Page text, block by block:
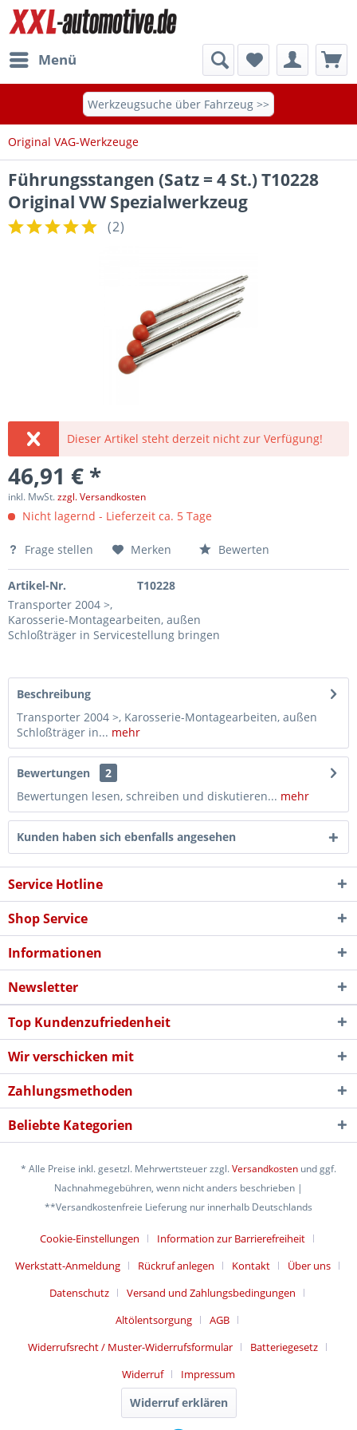
Menü
Werkzeugsuche über Fahrzeug >>
Original VAG-Werkzeuge
Führungsstangen (Satz = 4 St.) T10228
Original VW Spezialwerkzeug
(2)
Dieser Artikel steht derzeit nicht zur Verfügung!
46,91 € *
inkl. MwSt.zzgl. Versandkosten
Nicht lagernd - Lieferzeit ca. 5 Tage
Frage stellen Merken Bewerten
Artikel-Nr.
T10228
Transporter 2004 >,
Karosserie-Montagearbeiten, außen
Schloßträger in Servicestellung bringen
Beschreibung
Transporter 2004 >, Karosserie-Montagearbeiten, außen
Schloßträger in... mehr
Bewertungen
2
Bewertungen lesen, schreiben und diskutieren... mehr
Kunden haben sich ebenfalls angesehen
Service Hotline
Shop Service
Informationen
Newsletter
Top Kundenzufriedenheit
Wir verschicken mit
Zahlungsmethoden
Beliebte Kategorien
* Alle Preise inkl. gesetzl. Mehrwertsteuer zzgl.Versandkosten und ggf.
Nachnahmegebühren, wenn nicht anders beschrieben |
**Versandkostenfreie Lieferung nur innerhalb Deutschlands
Cookie-Einstellungen
Information zur Barrierefreiheit
Werkstatt-Anmeldung
Rückruf anlegen Kontakt
Über uns
Datenschutz
Versand und Zahlungsbedingungen
Altölentsorgung
AGB
Widerrufsrecht / Muster-Widerrufsformular
Batteriegesetz
Widerruf
Impressum
Widerruf erklären